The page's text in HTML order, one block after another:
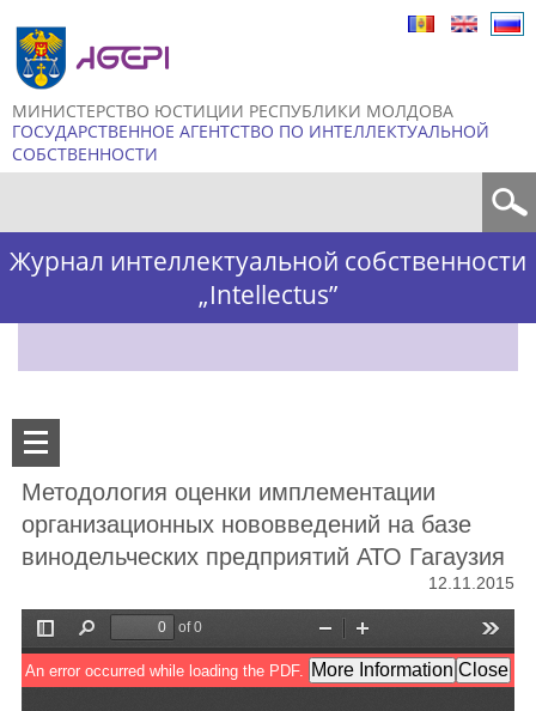
МИНИСТЕРСТВО ЮСТИЦИИ РЕСПУБЛИКИ МОЛДОВА
ГОСУДАРСТВЕННОЕ АГЕНТСТВО ПО ИНТЕЛЛЕКТУАЛЬНОЙ
СОБСТВЕННОСТИ
Журнал интеллектуальной собственности
„Intellectus”
Методология оценки имплементации
организационных нововведений на базе
винодельческих предприятий АТО Гагаузия
12.11.2015